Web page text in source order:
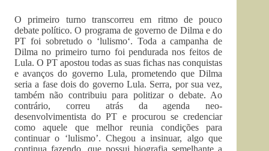
O primeiro turno transcorreu em ritmo de pouco
debate político. O programa de governo de Dilma e do
PT foi sobretudo o ‘lulismo‘. Toda a campanha de
Dilma no primeiro turno foi pendurada nos feitos de
Lula. O PT apostou todas as suas fichas nas conquistas
e avanços do governo Lula, prometendo que Dilma
seria a fase dois do governo Lula. Serra, por sua vez,
também não contribuiu para politizar o debate. Ao
contrário, correu atrás da agenda neo-
desenvolvimentista do PT e procurou se credenciar
como aquele que melhor reunia condições para
continuar o ‘lulismo’. Chegou a insinuar, algo que
continua fazendo, que possui biografia semelhante a